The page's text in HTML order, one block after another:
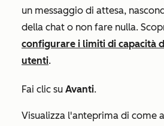
un messaggio di attesa,
della chat o non fare nulla.
configurare i limiti di capacità
utenti.
Fai clic su Avanti.
Visualizza l'anteprima di come